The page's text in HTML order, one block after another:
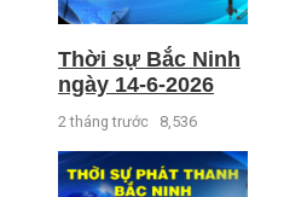
Thời sự Bắc Ninh
ngày 14-6-2026
2 tháng trước 8,536